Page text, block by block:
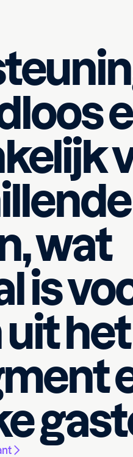
Business-partner
die
wat
is
het